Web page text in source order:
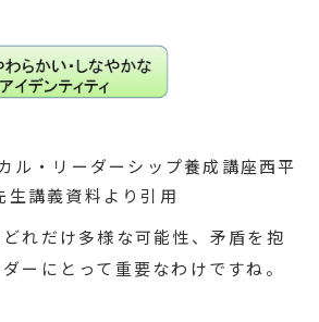
ル・リーダーシップ養成講座西平
生講義資料より引用
れだけ多様な可能性、矛盾を抱
ーにとって重要なわけですね。